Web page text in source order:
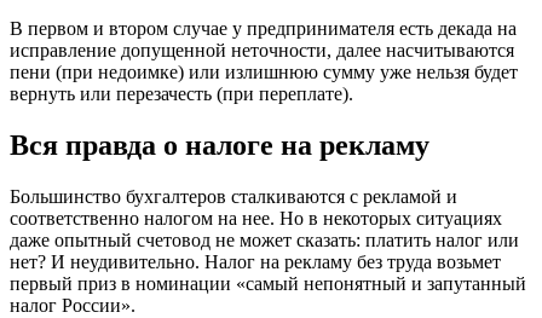
В первом и втором случае у предпринимателя есть декада на
исправление допущенной неточности, далее насчитываются
пени (при недоимке) или излишнюю сумму уже нельзя будет
вернуть или перезачесть (при переплате).
Вся правда о налоге на рекламу
Большинство бухгалтеров сталкиваются с рекламой и
соответственно налогом на нее. Но в некоторых ситуациях
даже опытный счетовод не может сказать: платить налог или
нет? И неудивительно. Налог на рекламу без труда возьмет
первый приз в номинации «самый непонятный и запутанный
налог России».